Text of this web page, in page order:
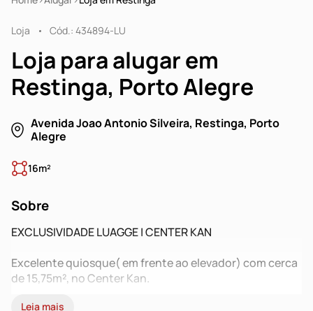
Loja Cód.: 434894-LU
Loja para alugar em
Restinga, Porto Alegre
Avenida Joao Antonio Silveira, Restinga, Porto
Alegre
16m²
Sobre
EXCLUSIVIDADE LUAGGE | CENTER KAN
Excelente quiosque( em frente ao elevador) com cerca
de 15,75m², no Center Kan.
Leia mais